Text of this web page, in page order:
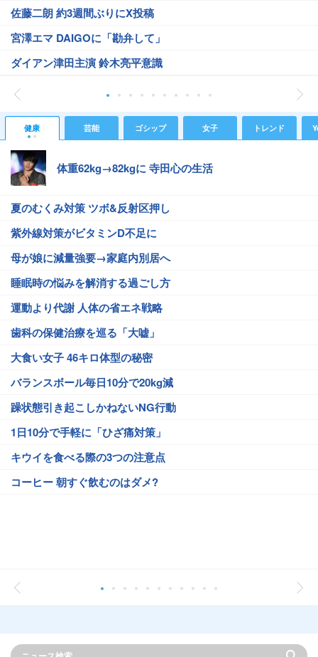
佐藤二朗 約3週間ぶりにX投稿
宮澤エマ DAIGOに「勘弁して」
ダイアン津田主演 鈴木亮平意識
健康 芸能 ゴシップ 女子 トレンド
体重62kg→82kgに 寺田心の生活
夏のむくみ対策 ツボ&反射区押し
紫外線対策がビタミンD不足に
母が娘に減量強要→家庭内別居へ
睡眠時の悩みを解消する過ごし方
運動より代謝 人体の省エネ戦略
歯科の保健治療を巡る「大嘘」
大食い女子 46キロ体型の秘密
バランスボール毎日10分で20kg減
躁状態引き起こしかねないNG行動
1日10分で手軽に「ひざ痛対策」
キウイを食べる際の3つの注意点
コーヒー 朝すぐ飲むのはダメ?